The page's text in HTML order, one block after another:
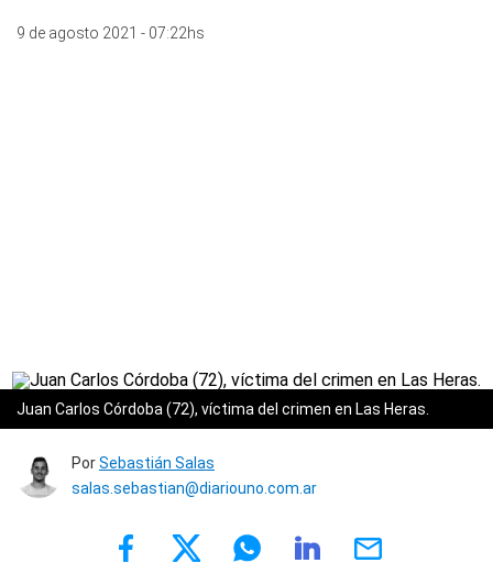
9 de agosto 2021 - 07:22hs
Juan Carlos Córdoba (72), víctima del crimen en Las Heras.
PorSebastián Salas
salas.sebastian@diariouno.com.ar